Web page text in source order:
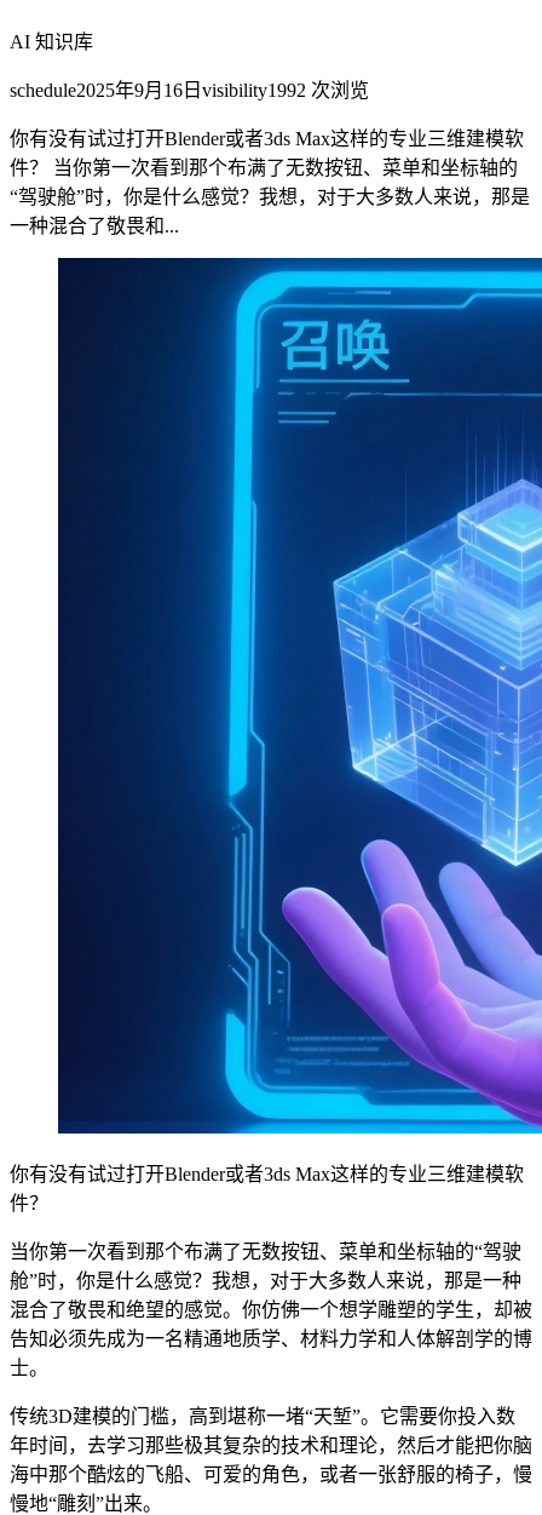
AI 知识库
schedule2025年9月16日 visibility1992 次浏览
你有没有试过打开Blender或者3ds Max这样的专业三维建模软
件？ 当你第一次看到那个布满了无数按钮、菜单和坐标轴的
“驾驶舱”时，你是什么感觉？我想，对于大多数人来说，那是
一种混合了敬畏和...
你有没有试过打开Blender或者3ds Max这样的专业三维建模软
件？
当你第一次看到那个布满了无数按钮、菜单和坐标轴的“驾驶
舱”时，你是什么感觉？我想，对于大多数人来说，那是一种
混合了敬畏和绝望的感觉。你仿佛一个想学雕塑的学生，却被
告知必须先成为一名精通地质学、材料力学和人体解剖学的博
士。
传统3D建模的门槛，高到堪称一堵“天堑”。它需要你投入数
年时间，去学习那些极其复杂的技术和理论，然后才能把你脑
海中那个酷炫的飞船、可爱的角色，或者一张舒服的椅子，慢
慢地“雕刻”出来。